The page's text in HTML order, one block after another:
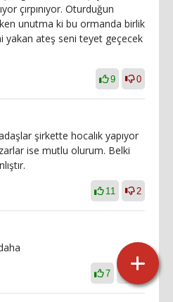
çırpınıyor. Oturduğun
unutma ki bu ormanda birlik
yakan ateş seni teyet geçecek
9 0
şirkette hocalık yapıyor
ise mutlu olurum. Belki
11 2
7 24